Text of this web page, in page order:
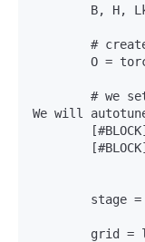
O =
We will
        stage =